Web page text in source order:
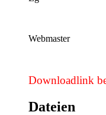
Webmaster
Downloadlink
Dateien